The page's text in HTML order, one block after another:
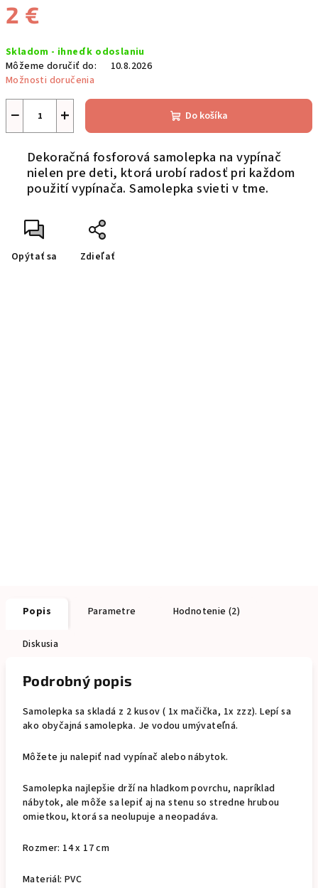
2 €
cena:
Skladom - ihneď k odoslaniu
Môžeme doručiť do:
10.8.2026
Možnosti doručenia
+
− Do košíka
Dekoračná fosforová samolepka na vypínač
nielen pre deti, ktorá urobí radosť pri každom
použití vypínača. Samolepka svieti v tme.
Opýtať sa Zdieľať
Popis Parametre Hodnotenie (2)
Diskusia
Podrobný popis
Samolepka sa skladá z 2 kusov ( 1x mačička, 1x zzz). Lepí sa
ako obyčajná samolepka. Je vodou umývateľná.
Môžete ju nalepiť nad vypínač alebo nábytok.
Samolepka najlepšie drží na hladkom povrchu, napríklad
nábytok, ale môže sa lepiť aj na stenu so stredne hrubou
omietkou, ktorá sa neolupuje a neopadáva.
Rozmer: 14 x 17 cm
Materiál: PVC